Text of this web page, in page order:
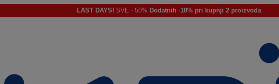
LAST DAYS! SVE - 50% Dodatnih -10% pri kupnji 2 proizvoda